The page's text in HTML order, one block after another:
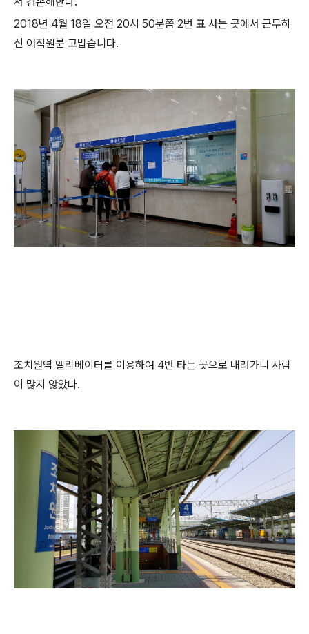
2018년 4월 18일 오전 20시 50분쯤 2번 표 사는 곳에서 근무하
신 여직원분 고맙습니다.
조치원역 엘리베이터를 이용하여 4번 타는 곳으로 내려가니 사람
이 많지 않았다.